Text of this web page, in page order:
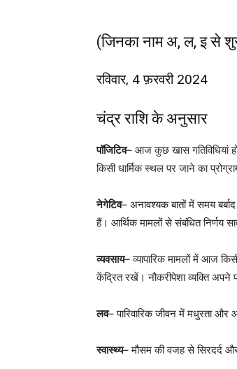
(जिनका नाम अ, ल, इ से
रविवार, 4 फ़रवरी 2024
चंद्र राशि के अनुसार
पॉजिटिव– आज कुछ खास गतिविधियां
किसी धार्मिक स्थल पर जाने का
नेगेटिव– अनावश्यक बातों में समय
हैं। आर्थिक मामलों से संबंधित निर्णय
व्यवसाय– व्यापारिक मामलों में आज
केंद्रित रखें। नौकरीपेशा व्यक्ति
लव– पारिवारिक जीवन में मधुरता
स्वास्थ्य– मौसम की वजह से सिरदर्द